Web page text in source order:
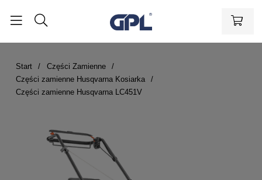
Start
Części Zamienne
Części zamienne Husqvarna Kosiarka
Części zamienne Husqvarna LC451V